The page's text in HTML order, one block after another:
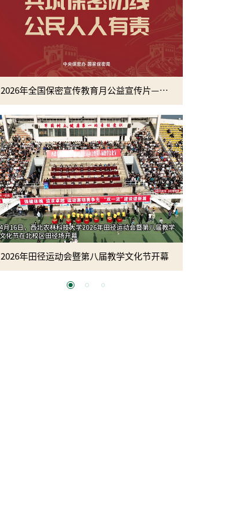
2026年全国保密宣传教育月公益宣传片—方寸之间
2026年田径运动会暨第八届教学文化节开幕